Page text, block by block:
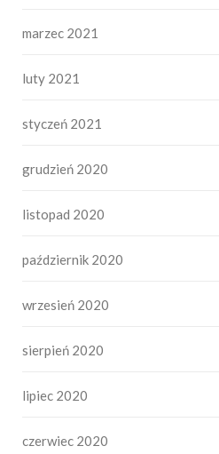
marzec 2021
luty 2021
styczeń 2021
grudzień 2020
listopad 2020
październik 2020
wrzesień 2020
sierpień 2020
lipiec 2020
czerwiec 2020